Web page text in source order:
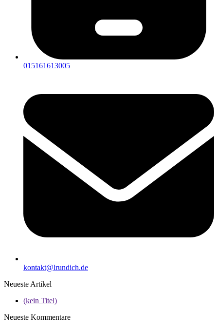
015161613005
kontakt@lrundich.de
Neueste Artikel
(kein Titel)
Neueste Kommentare